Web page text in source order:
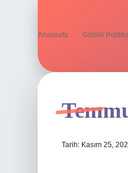
Anasayfa Gizlilik
Tarih: Kasım 25,